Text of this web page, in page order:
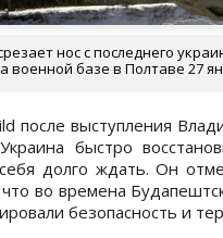
нос с последнего
военной базе в Полтаве 27
после выступления
быстро
себя долго ждать. Он
во времена
безопасность и